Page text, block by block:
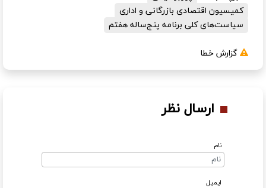
کمیسیون اقتصادی بازرگانی و اداری
سیاست‌های کلی برنامه پنج‌ساله هفتم
گزارش خطا
ارسال نظر
نام
ایمیل